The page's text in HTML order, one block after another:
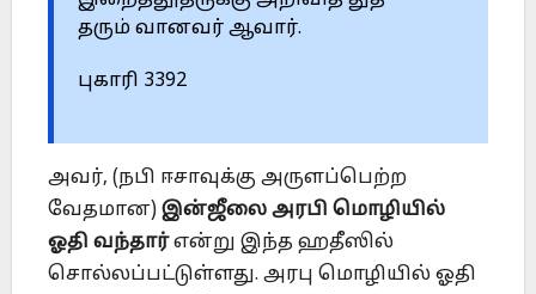
தரும் வானவர் ஆவார்.
புகாரி 3392
அவர், (நபி ஈசாவுக்கு அருளப்பெற்ற
வேதமான) இன்ஜீலை அரபி மொழியில்
ஓதி வந்தார்என்று இந்த ஹதீஸில்
சொல்லப்பட்டுள்ளது. அரபு மொழியில் ஓதி